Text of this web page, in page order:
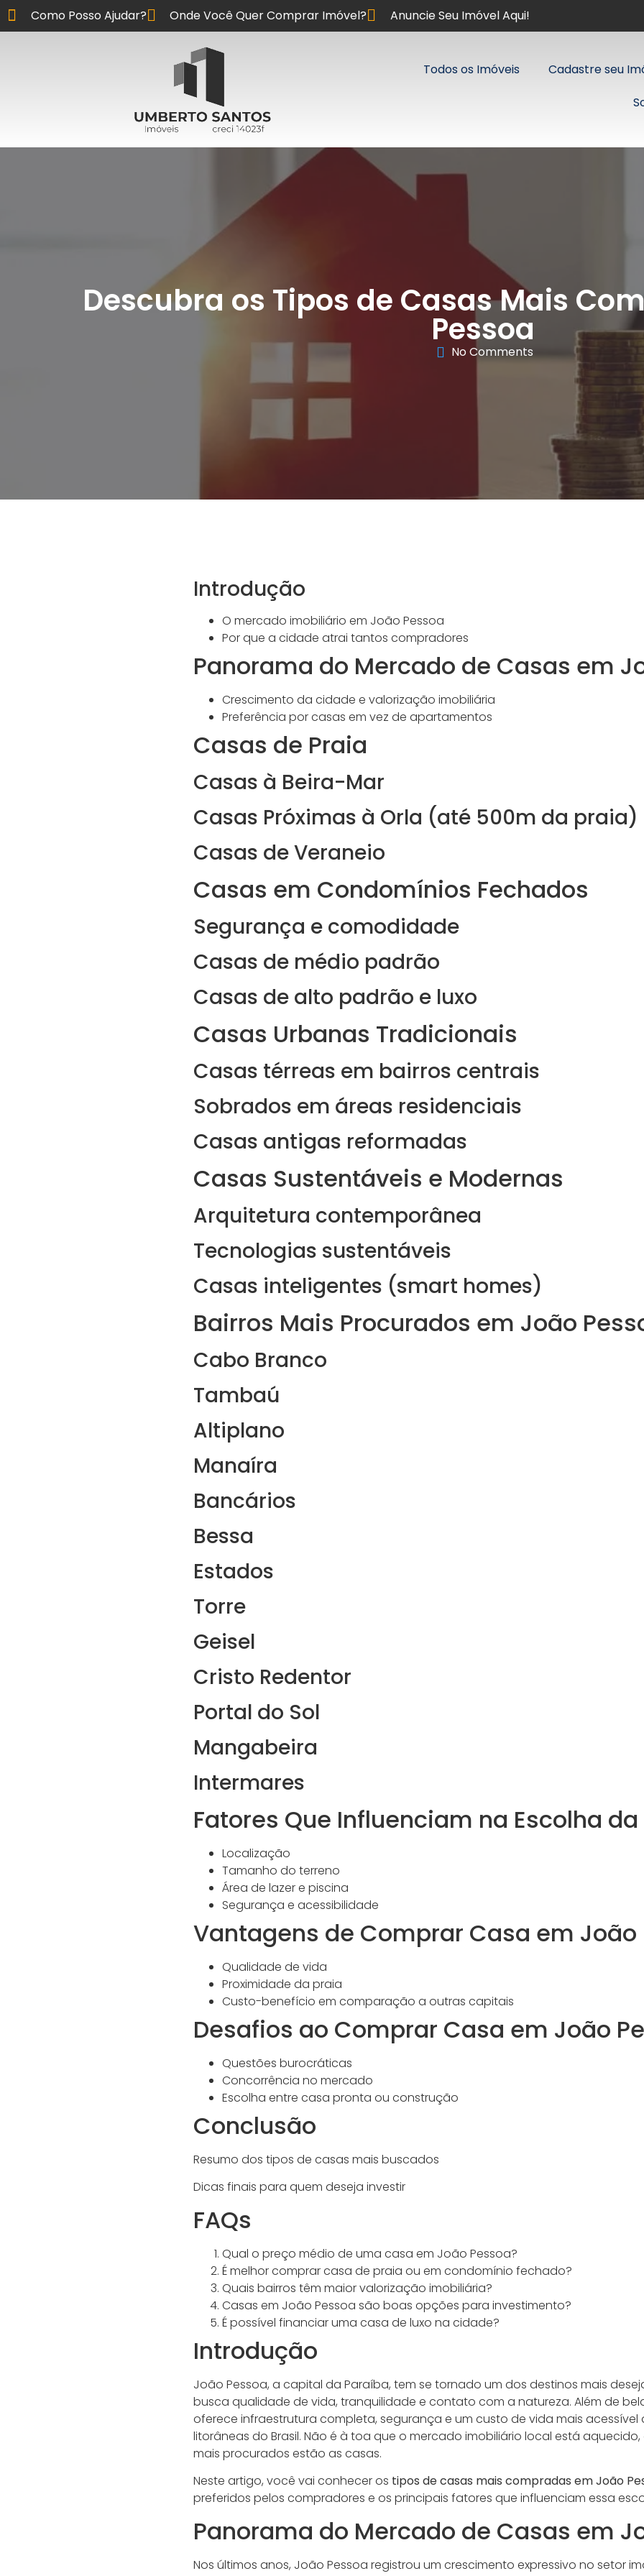
Anuncie Seu Imóvel Aqui!
Como Posso Ajudar? Onde Você Quer Comprar Imóvel?
Todos os Imóveis
Cadastre seu
Descubra os Tipos de Casas Mais
Pessoa
No Comments
Introdução
O mercado imobiliário em João Pessoa
Por que a cidade atrai tantos compradores
Panorama do Mercado de Casas em
Crescimento da cidade e valorização imobiliária
Preferência por casas em vez de apartamentos
Casas de Praia
Casas à Beira-Mar
Casas Próximas à Orla (até 500m da praia)
Casas de Veraneio
Casas em Condomínios Fechados
Segurança e comodidade
Casas de médio padrão
Casas de alto padrão e luxo
Casas Urbanas Tradicionais
Casas térreas em bairros centrais
Sobrados em áreas residenciais
Casas antigas reformadas
Casas Sustentáveis e Modernas
Arquitetura contemporânea
Tecnologias sustentáveis
Casas inteligentes (smart homes)
Bairros Mais Procurados em João
Cabo Branco
Tambaú
Altiplano
Manaíra
Bancários
Bessa
Estados
Torre
Geisel
Cristo Redentor
Portal do Sol
Mangabeira
Intermares
Fatores Que Influenciam na Escolha
Localização
Tamanho do terreno
Área de lazer e piscina
Segurança e acessibilidade
Vantagens de Comprar Casa em João
Qualidade de vida
Proximidade da praia
Custo-benefício em comparação a outras capitais
Desafios ao Comprar Casa em João
Questões burocráticas
Concorrência no mercado
Escolha entre casa pronta ou construção
Conclusão
Resumo dos tipos de casas mais buscados
Dicas finais para quem deseja investir
FAQs
Qual o preço médio de uma casa em João Pessoa?
É melhor comprar casa de praia ou em condomínio fechado?
Quais bairros têm maior valorização imobiliária?
Casas em João Pessoa são boas opções para investimento?
É possível financiar uma casa de luxo na cidade?
Introdução
João Pessoa, a capital da Paraíba, tem se tornado um dos destinos mais
busca qualidade de vida, tranquilidade e contato com a natureza. Além de
oferece infraestrutura completa, segurança e um custo de vida mais
litorâneas do Brasil. Não é à toa que o mercado imobiliário local está aquecido,
mais procurados estão as casas.
Neste artigo, você vai conhecer os tipos de casas mais compradas em João
preferidos pelos compradores e os principais fatores que influenciam essa
Panorama do Mercado de Casas em
Nos últimos anos, João Pessoa registrou um crescimento expressivo no setor